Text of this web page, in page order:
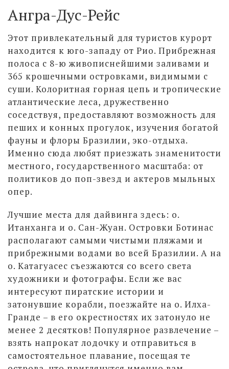
Ангра-Дус-Рейс
Этот привлекательный для туристов курорт
находится к юго-западу от Рио. Прибрежная
полоса с 8-ю живописнейшими заливами и
365 крошечными островками, видимыми с
суши. Колоритная горная цепь и тропические
атлантические леса, дружественно
соседствуя, предоставляют возможность для
пеших и конных прогулок, изучения богатой
фауны и флоры Бразилии, эко-отдыха.
Именно сюда любят приезжать знаменитости
местного, государственного масштаба: от
политиков до поп-звезд и актеров мыльных
опер.
Лучшие места для дайвинга здесь: о.
Итанханга и о. Сан-Жуан. Островки Ботинас
располагают самыми чистыми пляжами и
прибрежными водами во всей Бразилии. А на
о. Катагуасес съезжаются со всего света
художники и фотографы. Если же вас
интересуют пиратские истории и
затонувшие корабли, поезжайте на о. Илха-
Гранде – в его окрестностях их затонуло не
менее 2 десятков! Популярное развлечение –
взять напрокат лодочку и отправиться в
самостоятельное плавание, посещая те